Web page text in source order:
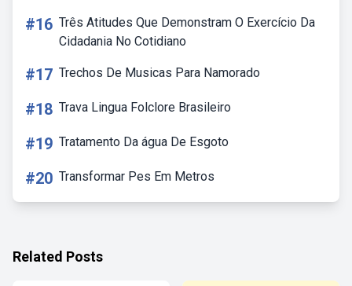
#16 Três Atitudes Que Demonstram O Exercício Da
Cidadania No Cotidiano
#17 Trechos De Musicas Para Namorado
#18 Trava Lingua Folclore Brasileiro
#19 Tratamento Da água De Esgoto
#20 Transformar Pes Em Metros
Related Posts